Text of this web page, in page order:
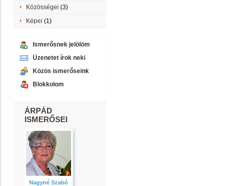
Közösségei (3)
Képei (1)
Ismerősnek jelölöm
Üzenetet írok neki
Közös ismerőseink
Blokkolom
ÁRPÁD
ISMERŐSEI
Nagyné Szabó